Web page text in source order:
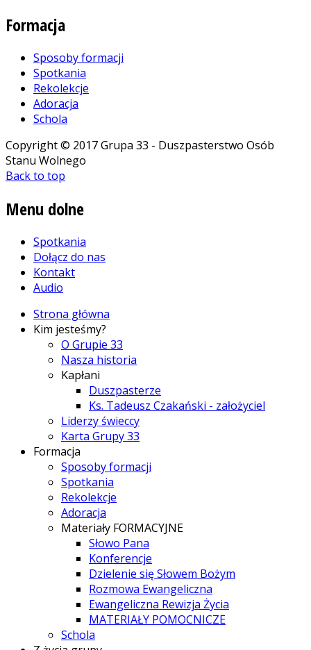
Formacja
Sposoby formacji
Spotkania
Rekolekcje
Adoracja
Schola
Copyright © 2017 Grupa 33 - Duszpasterstwo Osób
Stanu Wolnego
Back to top
Menu dolne
Spotkania
Dołącz do nas
Kontakt
Audio
Strona główna
Kim jesteśmy?
O Grupie 33
Nasza historia
Kapłani
Duszpasterze
Ks. Tadeusz Czakański - założyciel
Liderzy świeccy
Karta Grupy 33
Formacja
Sposoby formacji
Spotkania
Rekolekcje
Adoracja
Materiały FORMACYJNE
Słowo Pana
Konferencje
Dzielenie się Słowem Bożym
Rozmowa Ewangeliczna
Ewangeliczna Rewizja Życia
MATERIAŁY POMOCNICZE
Schola